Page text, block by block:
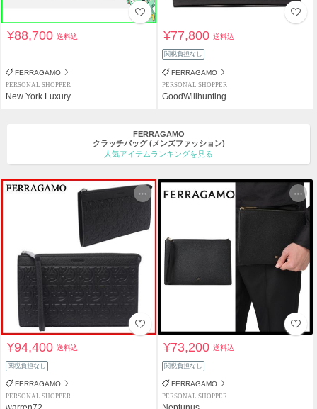
¥88,700送料込
FERRAGAMO
PERSONAL SHOPPER
New York Luxury
¥77,800送料込
関税負担なし
FERRAGAMO
PERSONAL SHOPPER
GoodWillhunting
FERRAGAMO
クラッチバッグ (メンズファッション)
人気アイテムランキングを見る
¥94,400送料込
関税負担なし
FERRAGAMO
PERSONAL SHOPPER
¥73,200送料込
関税負担なし
FERRAGAMO
PERSONAL SHOPPER